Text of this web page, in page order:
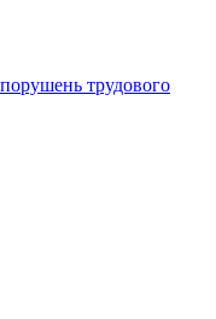
трудового